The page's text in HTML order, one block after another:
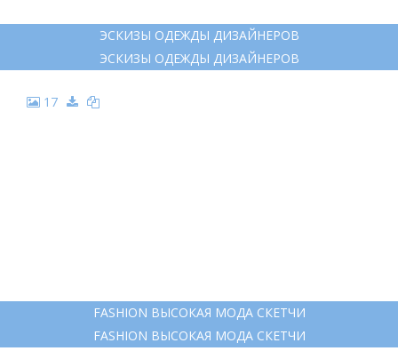
ЭСКИЗЫ ОДЕЖДЫ ДИЗАЙНЕРОВ
ЭСКИЗЫ ОДЕЖДЫ ДИЗАЙНЕРОВ
17
FASHION ВЫСОКАЯ МОДА СКЕТЧИ
FASHION ВЫСОКАЯ МОДА СКЕТЧИ